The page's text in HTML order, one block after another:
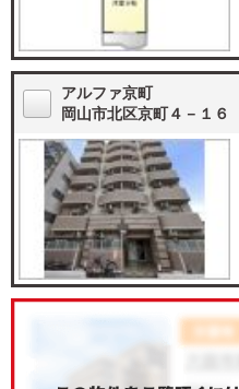
アルファ京町
岡山市北区京町４－１６